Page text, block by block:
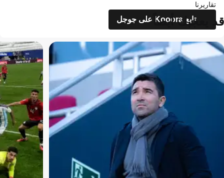
تقاريرنا
تابع Kooora على جوجل
قد يعجبك أيضاً